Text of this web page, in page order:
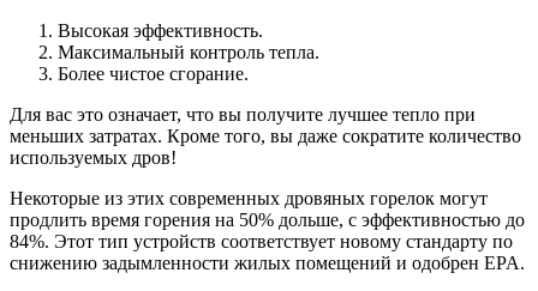
Высокая эффективность.
Максимальный контроль тепла.
Более чистое сгорание.
Для вас это означает, что вы получите лучшее тепло при
меньших затратах. Кроме того, вы даже сократите количество
используемых дров!
Некоторые из этих современных дровяных горелок могут
продлить время горения на 50% дольше, с эффективностью до
84%. Этот тип устройств соответствует новому стандарту по
снижению задымленности жилых помещений и одобрен EPA.